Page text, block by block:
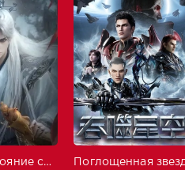
Противостояние святого Поглощенная